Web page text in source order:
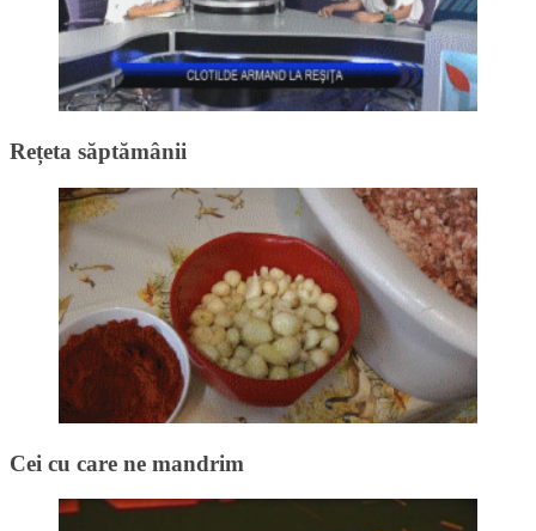
Rețeta săptămânii
Cei cu care ne mandrim